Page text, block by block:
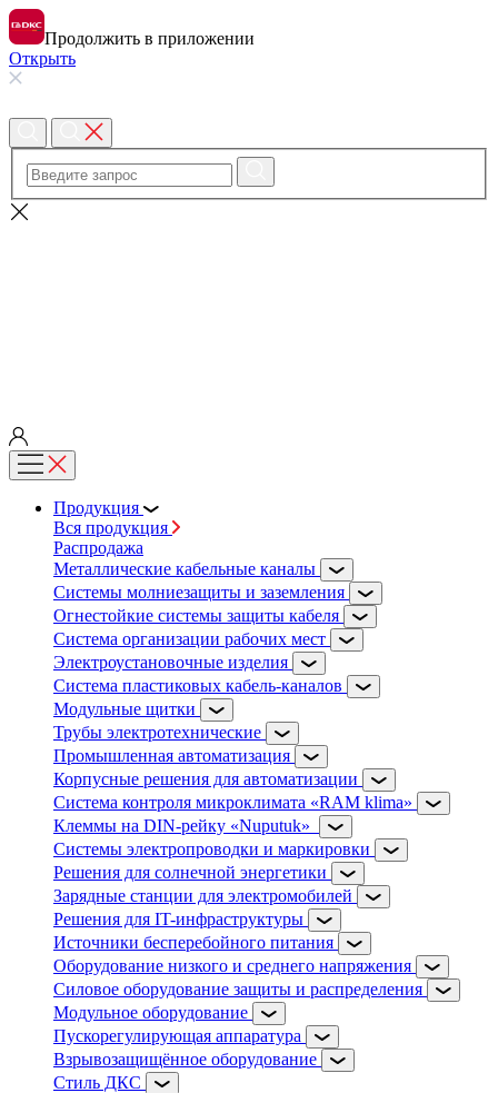
Продолжить в приложении
Открыть
Продукция
Вся продукция
Распродажа
Металлические кабельные каналы
Системы молниезащиты и заземления
Огнестойкие системы защиты кабеля
Система организации рабочих мест
Электроустановочные изделия
Система пластиковых кабель-каналов
Модульные щитки
Трубы электротехнические
Промышленная автоматизация
Корпусные решения для автоматизации
Система контроля микроклимата «RAM klima»
Клеммы на DIN-рейку «Nuputuk»
Системы электропроводки и маркировки
Решения для солнечной энергетики
Зарядные станции для электромобилей
Решения для IT-инфраструктуры
Источники бесперебойного питания
Оборудование низкого и среднего напряжения
Силовое оборудование защиты и распределения
Модульное оборудование
Пускорегулирующая аппаратура
Взрывозащищённое оборудование
Стиль ДКС